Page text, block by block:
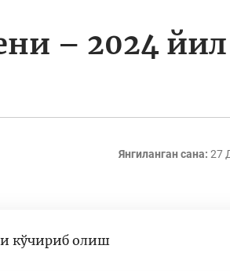
– 2024 йил
Янгиланган сана: 27
кўчириб олиш